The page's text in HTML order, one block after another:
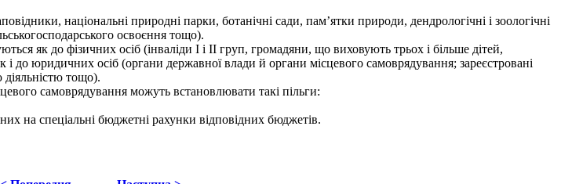
національні природні парки, ботанічні сади, пам’ятки природи, дендрологічні і зоологічні
освоєння тощо).
як до фізичних осіб (інваліди І і ІІ груп, громадяни, що виховують трьох і більше дітей,
до юридичних осіб (органи державної влади й органи місцевого самоврядування; зареєстровані
діяльністю тощо).
самоврядування можуть встановлювати такі пільги:
на спеціальні бюджетні рахунки відповідних бюджетів.